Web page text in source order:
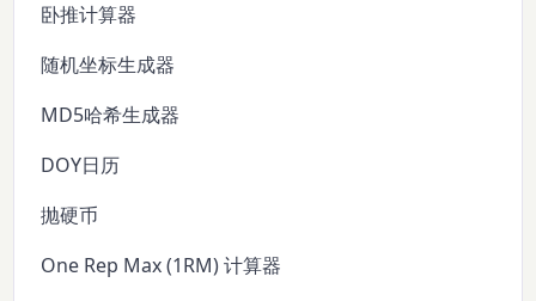
卧推计算器
随机坐标生成器
MD5哈希生成器
DOY日历
抛硬币
One Rep Max (1RM) 计算器